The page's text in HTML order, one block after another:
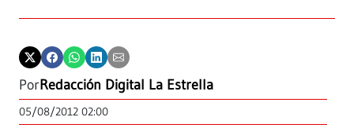
PorRedacción Digital La Estrella
05/08/2012 02:00